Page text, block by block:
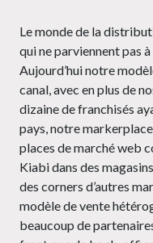
Le monde de la
qui ne parviennent pas
Aujourd’hui notre
canal, avec en plus de
dizaine de franchisés
pays, notre
places de marché web
Kiabi dans des
des corners d’autres
modèle de vente
beaucoup de